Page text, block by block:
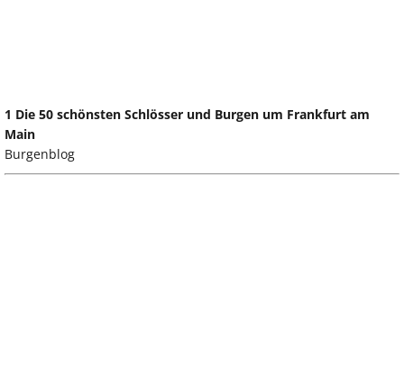
1 Die 50 schönsten Schlösser und Burgen um Frankfurt am
Main
Burgenblog